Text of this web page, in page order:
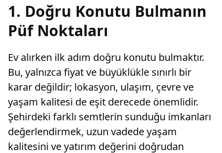
1. Doğru Konutu Bulmanın
Püf Noktaları
Ev alırken ilk adım doğru konutu bulmaktır.
Bu, yalnızca fiyat ve büyüklükle sınırlı bir
karar değildir; lokasyon, ulaşım, çevre ve
yaşam kalitesi de eşit derecede önemlidir.
Şehirdeki farklı semtlerin sunduğu imkanları
değerlendirmek, uzun vadede yaşam
kalitesini ve yatırım değerini doğrudan